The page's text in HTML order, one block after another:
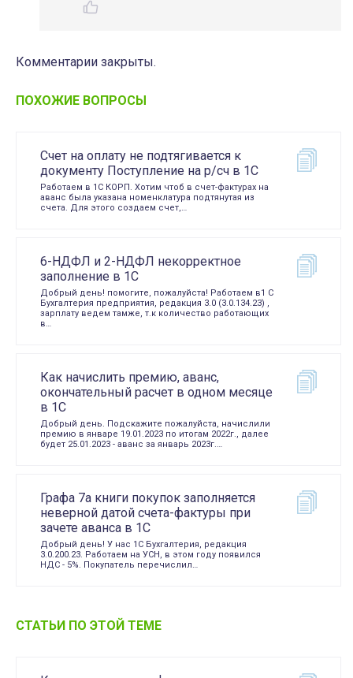
Комментарии закрыты.
ПОХОЖИЕ ВОПРОСЫ
Счет на оплату не подтягивается к
документу Поступление на р/сч в 1С
Работаем в 1С КОРП. Хотим чтоб в счет-фактурах на
аванс была указана номенклатура подтянутая из
счета. Для этого создаем счет,…
6-НДФЛ и 2-НДФЛ некорректное
заполнение в 1С
Добрый день! помогите, пожалуйста! Работаем в1 С
Бухгалтерия предприятия, редакция 3.0 (3.0.134.23) ,
зарплату ведем тамже, т.к количество работающих
в…
Как начислить премию, аванс,
окончательный расчет в одном месяце
в 1С
Добрый день. Подскажите пожалуйста, начислили
премию в январе 19.01.2023 по итогам 2022г., далее
будет 25.01.2023 - аванс за январь 2023г.…
Графа 7а книги покупок заполняется
неверной датой счета-фактуры при
зачете аванса в 1С
Добрый день! У нас 1С Бухгалтерия, редакция
3.0.200.23. Работаем на УСН, в этом году появился
НДС - 5%. Покупатель перечислил…
СТАТЬИ ПО ЭТОЙ ТЕМЕ